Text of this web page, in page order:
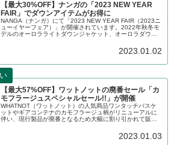
【最大30%OFF】ナンガの「2023 NEW YEAR
FAIR」でダウンアイテムがお得に
NANGA（ナンガ）にて「2023 NEW YEAR FAIR（2023ニ
ューイヤーフェア）」が開催されています。2022年秋冬モ
デルのオーロラライトダウンジャケット、オーロラダウン
2023.01.02
【最大57%OFF】ワットノットの廃番セール「カ
モフラージュスペシャルセール!!」が開催
WHATNOT（ワットノット）の人気商品ワンタッチバスケ
ットやギアコンテナのカモフラージュ柄がリニューアルに
伴い、現行製品が廃番となるため大幅に割り引かれて販売
2023.01.03